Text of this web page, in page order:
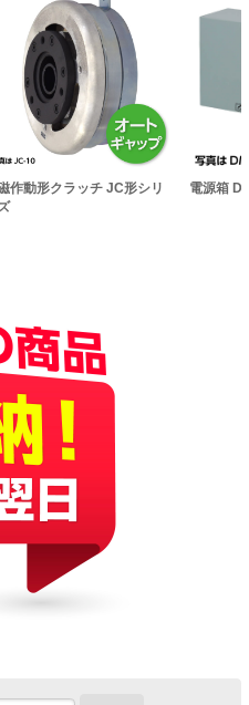
作動形クラッチ JC形シリ
電源箱